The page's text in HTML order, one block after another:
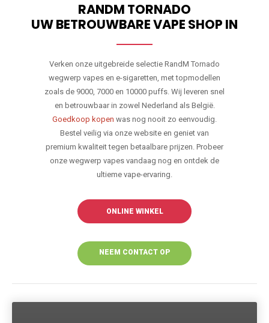
RANDM TORNADO
UW BETROUWBARE VAPE SHOP IN
Verken onze uitgebreide selectie RandM Tornado
wegwerp vapes en e-sigaretten, met topmodellen
zoals de 9000, 7000 en 10000 puffs. Wij leveren snel
en betrouwbaar in zowel Nederland als België.
Goedkoop kopen was nog nooit zo eenvoudig.
Bestel veilig via onze website en geniet van
premium kwaliteit tegen betaalbare prijzen. Probeer
onze wegwerp vapes vandaag nog en ontdek de
ultieme vape-ervaring.
ONLINE WINKEL
NEEM CONTACT OP